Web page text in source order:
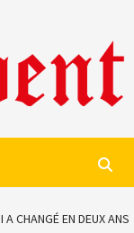
CHANGÉ EN DEUX ANS